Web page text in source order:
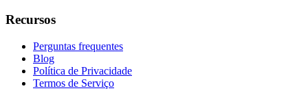
Recursos
Perguntas frequentes
Blog
Política de Privacidade
Termos de Serviço